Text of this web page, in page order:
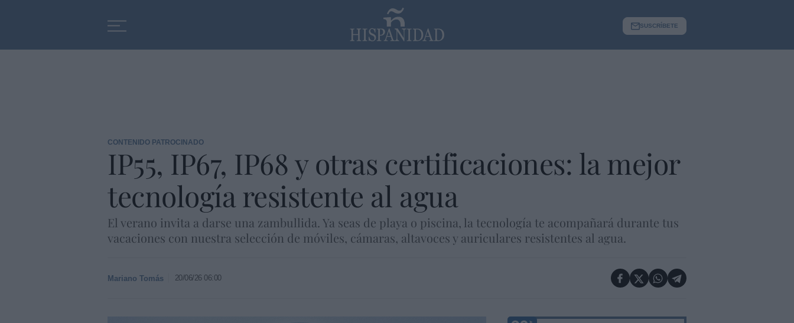
SUSCRÍBETE
CONTENIDO PATROCINADO
IP55, IP67, IP68 y otras certificaciones: la mejor
tecnología resistente al agua
El verano invita a darse una zambullida. Ya seas de playa o piscina, la tecnología te acompañará durante tus
vacaciones con nuestra selección de móviles, cámaras, altavoces y auriculares resistentes al agua.
Mariano Tomás 20/06/26 06:00